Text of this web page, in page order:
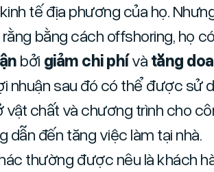
tế địa phương của họ.
rằng bằng cách offshoring, họ
bởi giảm chi phívà tăng
nhuận sau đó có thể được sử
vật chất và chương trình cho
dẫn đến tăng việc làm tại nhà.
thường được nêu là khách